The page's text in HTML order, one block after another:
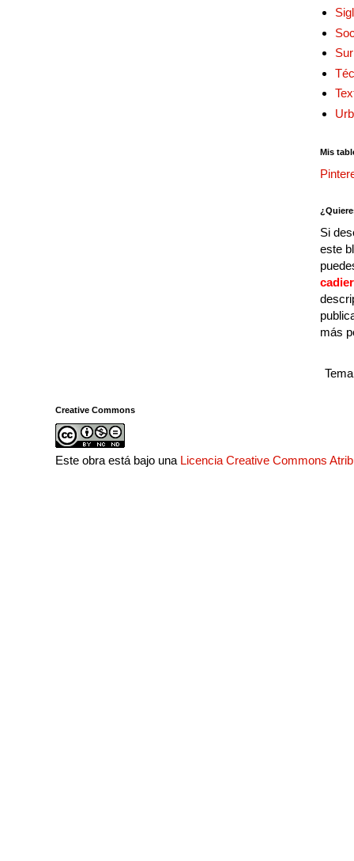
Mis
Si
este
más
Creative Commons
Este obra está bajo una Licencia Creative Commons